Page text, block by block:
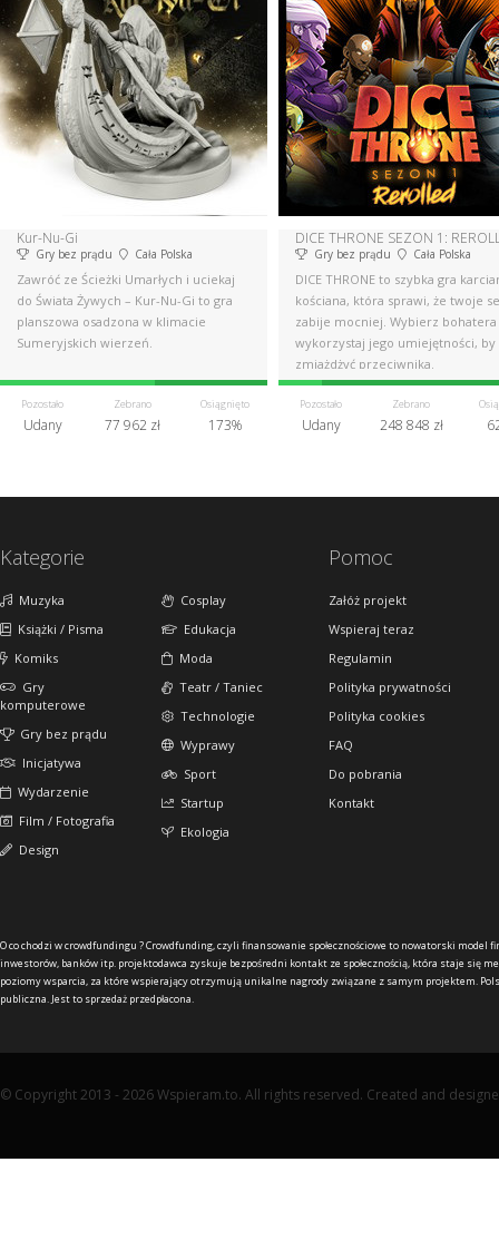
Kur-Nu-Gi
Gry bez prądu Cała Polska
Zawróć ze Ścieżki Umarłych i uciekaj
do Świata Żywych – Kur-Nu-Gi to gra
planszowa osadzona w klimacie
Sumeryjskich wierzeń.
Pozostało
Udany
Zebrano
77 962 zł
Osiągnięto
173%
DICE THRONE SEZON 1:
Gry bez prądu Cała Polska
DICE THRONE to szybka gra
kościana, która sprawi, że twoje
zabije mocniej. Wybierz
wykorzystaj jego umiejętności, by
zmiażdżyć przeciwnika.
Pozostało
Udany
Zebrano
248 848 zł
Kategorie
Muzyka
Książki / Pisma
Komiks
Gry
komputerowe
Gry bez prądu
Inicjatywa
Wydarzenie
Film / Fotografia
Design
Cosplay
Edukacja
Moda
Teatr / Taniec
Technologie
Wyprawy
Sport
Startup
Ekologia
Pomoc
Załóż projekt
Wspieraj teraz
Regulamin
Polityka prywatności
Polityka cookies
FAQ
Do pobrania
Kontakt
O co chodzi w crowdfundingu ?Crowdfunding, czyli finansowanie społecznościowe to nowatorski model
inwestorów, banków itp. projektodawca zyskuje bezpośredni kontakt ze społecznością, która staje się
poziomy wsparcia, za które wspierający otrzymują unikalne nagrody związane z samym projektem.
publiczna. Jest to sprzedaż przedpłacona.
© Copyright 2013 - 2026 Wspieram.to. All rights reserved. Created and